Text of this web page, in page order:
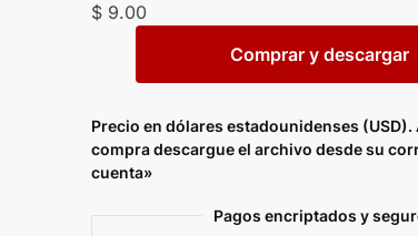
$9.00
Comprar y descargar
Precio en dólares estadounidenses (USD).
compra descargue el archivo desde su
cuenta»
Pagos encriptados y